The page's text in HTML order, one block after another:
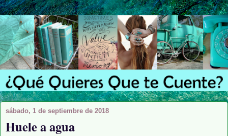
sábado, 1 de septiembre de 2018
Huele a agua